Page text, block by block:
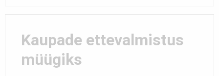
Kaupade ettevalmistus
müügiks